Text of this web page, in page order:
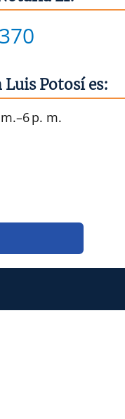
Potosí es:
p. m.